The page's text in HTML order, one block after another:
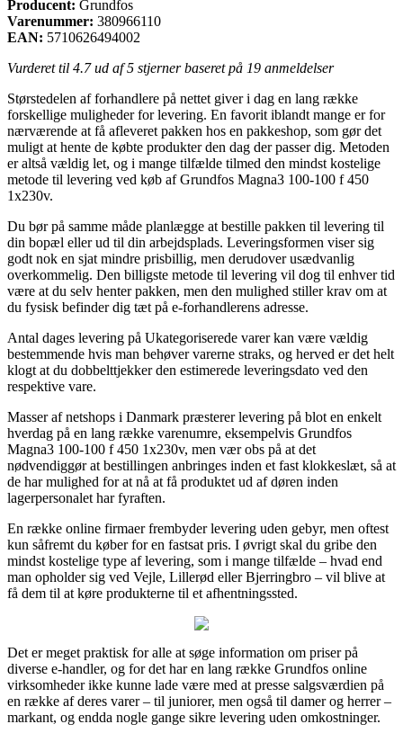
Producent: Grundfos
Varenummer: 380966110
EAN: 5710626494002
Vurderet til 4.7ud af 5 stjerner baseret på 19 anmeldelser
Størstedelen af forhandlere på nettet giver i dag en lang række
forskellige muligheder for levering. En favorit iblandt mange er for
nærværende at få afleveret pakken hos en pakkeshop, som gør det
muligt at hente de købte produkter den dag der passer dig. Metoden
er altså vældig let, og i mange tilfælde tilmed den mindst kostelige
metode til levering ved køb af Grundfos Magna3 100-100 f 450
1x230v.
Du bør på samme måde planlægge at bestille pakken til levering til
din bopæl eller ud til din arbejdsplads. Leveringsformen viser sig
godt nok en sjat mindre prisbillig, men derudover usædvanlig
overkommelig. Den billigste metode til levering vil dog til enhver tid
være at du selv henter pakken, men den mulighed stiller krav om at
du fysisk befinder dig tæt på e-forhandlerens adresse.
Antal dages levering på Ukategoriserede varer kan være vældig
bestemmende hvis man behøver varerne straks, og herved er det helt
klogt at du dobbelttjekker den estimerede leveringsdato ved den
respektive vare.
Masser af netshops i Danmark præsterer levering på blot en enkelt
hverdag på en lang række varenumre, eksempelvis Grundfos
Magna3 100-100 f 450 1x230v, men vær obs på at det
nødvendiggør at bestillingen anbringes inden et fast klokkeslæt, så at
de har mulighed for at nå at få produktet ud af døren inden
lagerpersonalet har fyraften.
En række online firmaer frembyder levering uden gebyr, men oftest
kun såfremt du køber for en fastsat pris. I øvrigt skal du gribe den
mindst kostelige type af levering, som i mange tilfælde – hvad end
man opholder sig ved Vejle, Lillerød eller Bjerringbro – vil blive at
få dem til at køre produkterne til et afhentningssted.
Det er meget praktisk for alle at søge information om priser på
diverse e-handler, og for det har en lang række Grundfos online
virksomheder ikke kunne lade være med at presse salgsværdien på
en række af deres varer – til juniorer, men også til damer og herrer –
markant, og endda nogle gange sikre levering uden omkostninger.